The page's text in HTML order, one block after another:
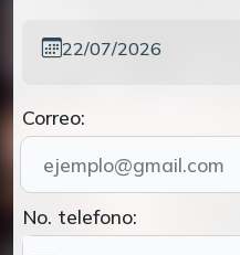
22/07/2026
Correo:
No. telefono: